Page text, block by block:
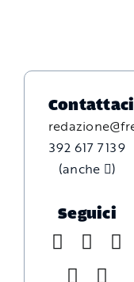
Contattaci
392 617 7139
(anche
)
Seguici